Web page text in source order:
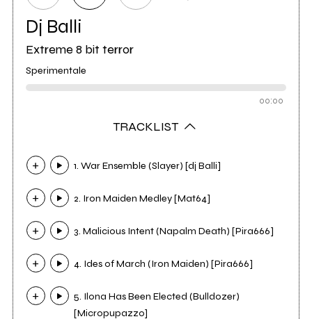
Dj Balli
Extreme 8 bit terror
Sperimentale
00:00
TRACKLIST
1. War Ensemble (Slayer) [dj Balli]
2. Iron Maiden Medley [Mat64]
3. Malicious Intent (Napalm Death) [Pira666]
4. Ides of March (Iron Maiden) [Pira666]
5. Ilona Has Been Elected (Bulldozer)
[Micropupazzo]